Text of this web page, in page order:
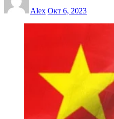
Alex Окт 6, 2023